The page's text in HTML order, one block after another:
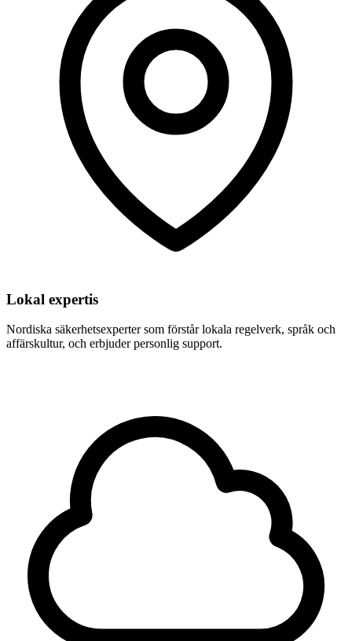
Lokal expertis
Nordiska säkerhetsexperter som förstår lokala regelverk, språk och
affärskultur, och erbjuder personlig support.